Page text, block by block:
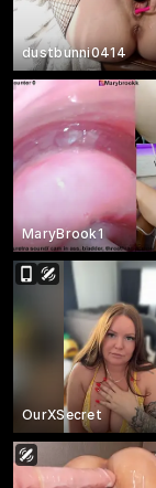
dustbunni0414
MaryBrook1
OurXSecret